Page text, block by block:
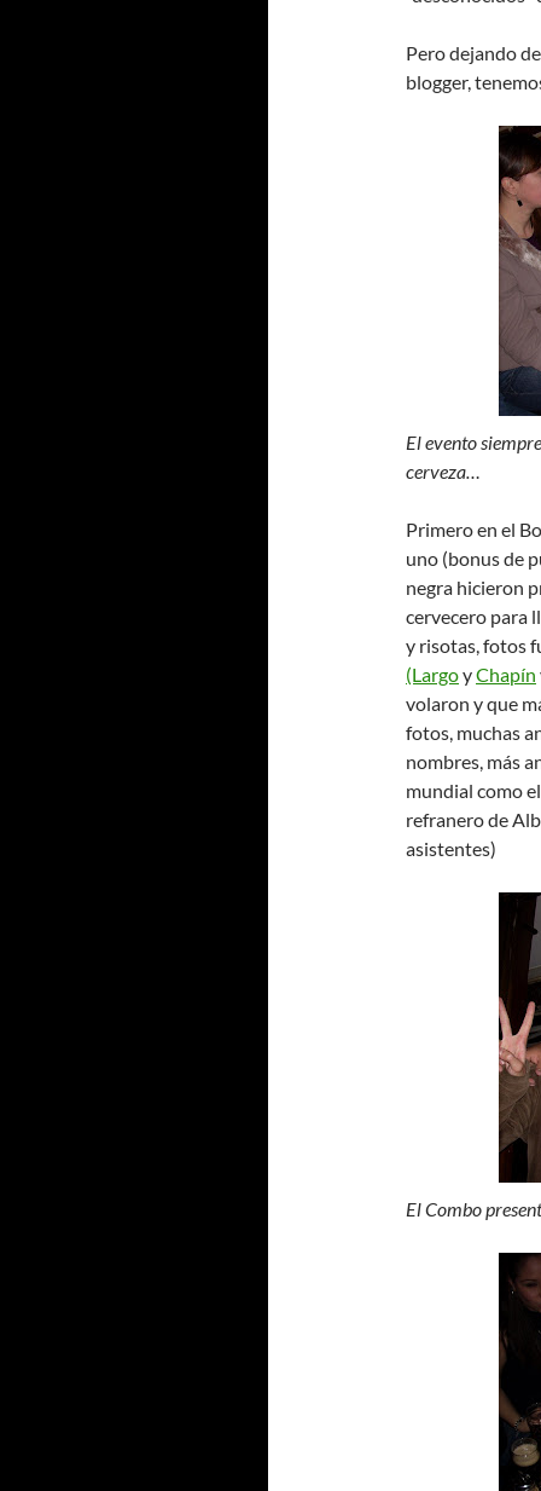
Pero dejando
blogger,
El evento
cerveza…
Primero en el
uno (bonus de
negra hicieron
cervecero para
y risotas, fotos
(LargoyChapín
volaron y que
fotos, muchas
nombres, más
mundial como
refranero de
asistentes)
El Combo